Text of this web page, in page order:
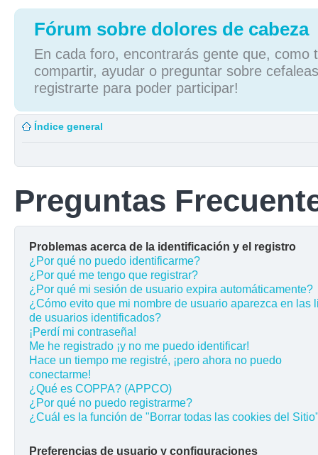
Fórum sobre dolores de cabeza
En cada foro, encontrarás gente que, como
compartir, ayudar o preguntar sobre
registrarte para poder participar!
Índice general
Preguntas
Problemas acerca de la identificación y el registro
¿Por qué no puedo identificarme?
¿Por qué me tengo que registrar?
¿Por qué mi sesión de usuario expira automáticamente?
¿Cómo evito que mi nombre de usuario aparezca en las
de usuarios identificados?
¡Perdí mi contraseña!
Me he registrado ¡y no me puedo identificar!
Hace un tiempo me registré, ¡pero ahora no puedo
conectarme!
¿Qué es COPPA? (APPCO)
¿Por qué no puedo registrarme?
¿Cuál es la función de "Borrar todas las cookies del
Preferencias de usuario y configuraciones